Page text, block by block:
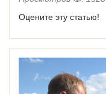
Оцените эту статью!